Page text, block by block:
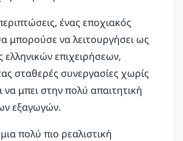
ένας εποχιακός
μπορούσε να λειτουργήσει ως
επιχειρήσεων,
σταθερές συνεργασίες χωρίς
να μπει στην πολύ απαιτητική
εξαγωγών.
πολύ πιο ρεαλιστική